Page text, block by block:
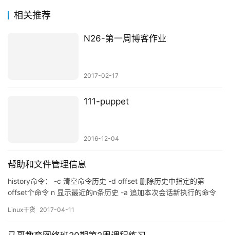
相关推荐
N26-第一周博客作业
111-puppet
offset个命令 n 显示最近的n条历史 -a 追加本次会话新执行的命令
历史列表至历史文件 -n 读历史文件中未读过的行到历史列表 -r 读
历史文件附加到历史列表 -w 保存历史列表到指定的历史文件 -p 展
附加在…